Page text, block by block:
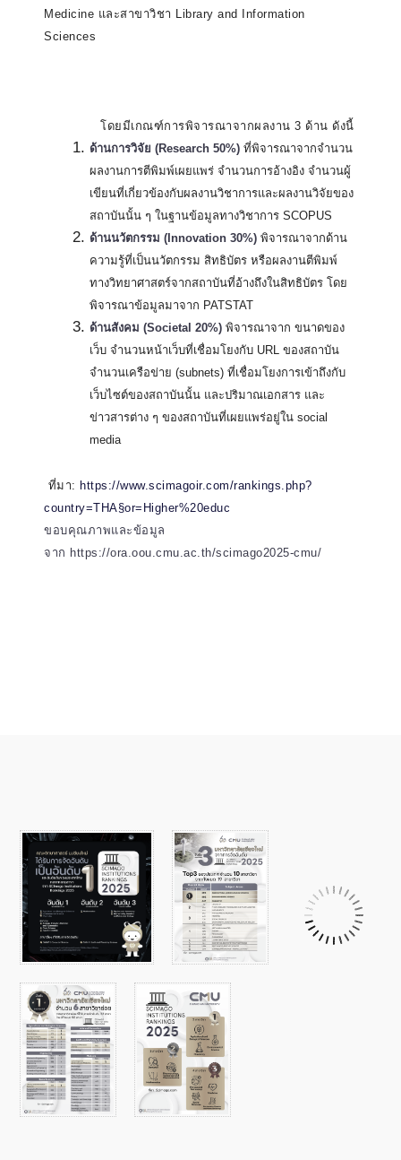
Medicine และสาขาวิชา Library and Information
Sciences
…………..โดยมีเกณฑ์การพิจารณาจากผลงาน 3 ด้าน ดังนี้
ด้านการวิจัย (Research 50%) ที่พิจารณาจากจำนวน
ผลงานการตีพิมพ์เผยแพร่ จำนวนการอ้างอิง จำนวนผู้
เขียนที่เกี่ยวข้องกับผลงานวิชาการและผลงานวิจัยของ
สถาบันนั้น ๆ ในฐานข้อมูลทางวิชาการ SCOPUS
ด้านนวัตกรรม ( Innovation 30%) พิจารณาจากด้าน
ความรู้ที่เป็นนวัตกรรม สิทธิบัตร หรือผลงานตีพิมพ์
ทางวิทยาศาสตร์จากสถาบันที่อ้างถึงในสิทธิบัตร โดย
พิจารณาข้อมูลมาจาก PATSTAT
ด้านสังคม (Societal 20%) พิจารณาจาก ขนาดของ
เว็บ จำนวนหน้าเว็บที่เชื่อมโยงกับ URL ของสถาบัน
จำนวนเครือข่าย (subnets) ที่เชื่อมโยงการเข้าถึงกับ
เว็บไซต์ของสถาบันนั้น และปริมาณเอกสาร และ
ข่าวสารต่าง ๆ ของสถาบันที่เผยแพร่อยู่ใน social
media
ที่มา: https://www.scimagoir.com/rankings.php?
country=THA§or=Higher%20educ
ขอบคุณภาพและข้อมูล
จาก https://ora.oou.cmu.ac.th/scimago2025-cmu/